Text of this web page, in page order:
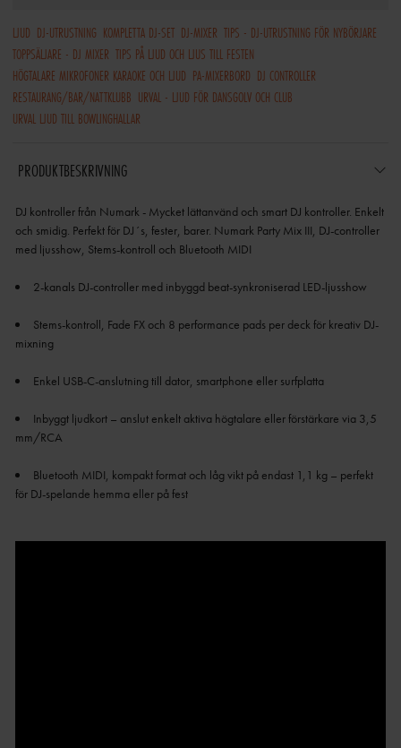
LJUD DJ-UTRUSTNING KOMPLETTA DJ-SET DJ-MIXER TIPS - DJ-UTRUSTNING FÖR NYBÖRJARE
TOPPSÄLJARE - DJ MIXER TIPS PÅ LJUD OCH LJUS TILL FESTEN
HÖGTALARE MIKROFONER KARAOKE OCH LJUD PA-MIXERBORD DJ CONTROLLER
RESTAURANG/BAR/NATTKLUBB URVAL - LJUD FÖR DANSGOLV OCH CLUB
URVAL LJUD TILL BOWLINGHALLAR
PRODUKTBESKRIVNING
DJ kontroller från Numark - Mycket lättanvänd och smart DJ kontroller. Enkelt
och smidig. Perfekt för DJ´s, fester, barer. Numark Party Mix III, DJ-controller
med ljusshow, Stems-kontroll och Bluetooth MIDI
2-kanals DJ-controller med inbyggd beat-synkroniserad LED-ljusshow
Stems-kontroll, Fade FX och 8 performance pads per deck för kreativ DJ-
mixning
Enkel USB-C-anslutning till dator, smartphone eller surfplatta
Inbyggt ljudkort – anslut enkelt aktiva högtalare eller förstärkare via 3,5
mm/RCA
Bluetooth MIDI, kompakt format och låg vikt på endast 1,1 kg – perfekt
för DJ-spelande hemma eller på fest